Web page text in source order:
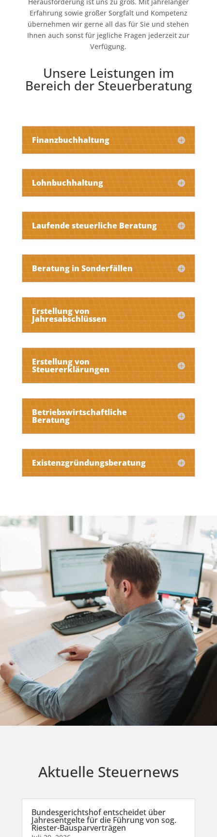
Erfahrung sowie großer Sorgfalt und Kompetenz
übernehmen wir gerne all das für Sie und stehen
Ihnen auch sonst für jegliche Fragen jederzeit zur
Verfügung.
Unsere Leistungen im
Bereich der Steuerberatung
Finanzbuchhaltung
Lohnbuchhaltung
Laufende steuerliche Beratung
Beratung in Sonderfällen
Erstellung von
Jahresabschlüssen
Erstellung von
Steuererklärungen
Betriebswirtschaftliche
Beratung
Existenzgründungsberatung
Aktuelle Steuernews
Bundesgerichtshof entscheidet über
Jahresentgelte für die Führung von sog.
Riester-Bausparverträgen